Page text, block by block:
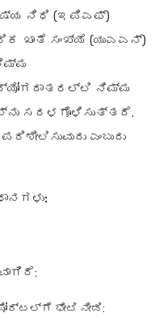
ನಿಧಿ (ಇಪಿಎಫ್)
ಖಾತೆ ಸಂಖ್ಯೆ (ಯುಎಎನ್)
ನಿಮ್ಮ
ಸರಳಗೊಳಿಸುತ್ತದೆ.
ಎಂಬುದು
ಭೇಟಿ ನೀಡಿ: